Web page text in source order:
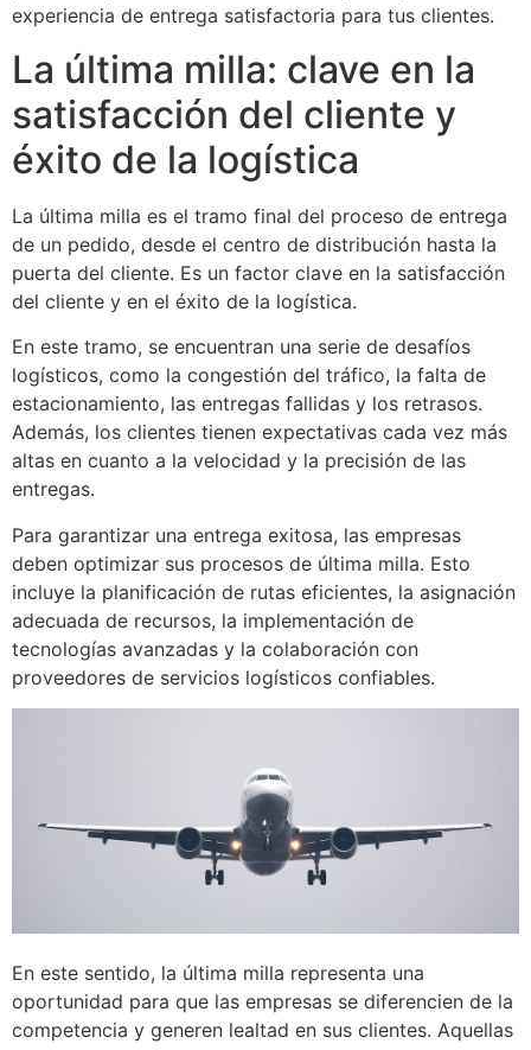
experiencia de entrega satisfactoria para tus clientes.
La última milla: clave en la
satisfacción del cliente y
éxito de la logística
La última milla es el tramo final del proceso de entrega
de un pedido, desde el centro de distribución hasta la
puerta del cliente. Es un factor clave en la satisfacción
del cliente y en el éxito de la logística.
En este tramo, se encuentran una serie de desafíos
logísticos, como la congestión del tráfico, la falta de
estacionamiento, las entregas fallidas y los retrasos.
Además, los clientes tienen expectativas cada vez más
altas en cuanto a la velocidad y la precisión de las
entregas.
Para garantizar una entrega exitosa, las empresas
deben optimizar sus procesos de última milla. Esto
incluye la planificación de rutas eficientes, la asignación
adecuada de recursos, la implementación de
tecnologías avanzadas y la colaboración con
proveedores de servicios logísticos confiables.
En este sentido, la última milla representa una
oportunidad para que las empresas se diferencien de la
competencia y generen lealtad en sus clientes. Aquellas